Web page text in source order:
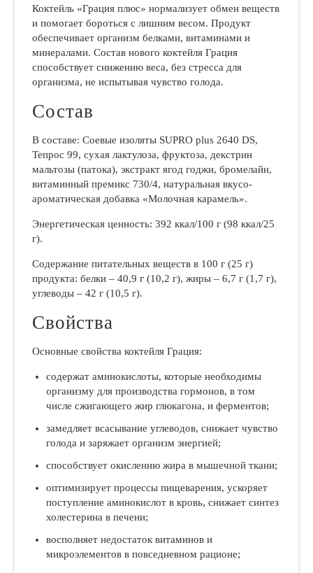
Коктейль «Грация плюс» нормализует обмен веществ
и помогает бороться с лишним весом. Продукт
обеспечивает организм белками, витаминами и
минералами. Состав нового коктейля Грация
способствует снижению веса, без стресса для
организма, не испытывая чувство голода.
Состав
В составе: Соевые изоляты SUPRO plus 2640 DS,
Тепрос 99, сухая лактулоза, фруктоза, декстрин
мальтозы (патока), экстракт ягод годжи, бромелайн,
витаминный премикс 730/4, натуральная вкусо-
ароматическая добавка «Молочная карамель».
Энергетическая ценность: 392 ккал/100 г (98 ккал/25
г).
Содержание питательных веществ в 100 г (25 г)
продукта: белки – 40,9 г (10,2 г), жиры – 6,7 г (1,7 г),
углеводы – 42 г (10,5 г).
Свойства
Основные свойства коктейля Грация:
содержат аминокислоты, которые необходимы
организму для производства гормонов, в том
числе сжигающего жир глюкагона, и ферментов;
замедляет всасывание углеводов, снижает чувство
голода и заряжает организм энергией;
способствует окислению жира в мышечной ткани;
оптимизирует процессы пищеварения, ускоряет
поступление аминокислот в кровь, снижает синтез
холестерина в печени;
восполняет недостаток витаминов и
микроэлементов в повседневном рационе;